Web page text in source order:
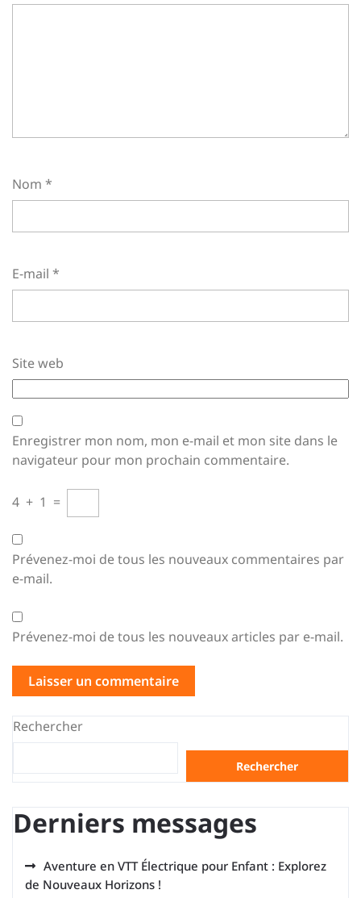
Nom *
E-mail *
Site web
Enregistrer mon nom, mon e-mail et mon site dans le
navigateur pour mon prochain commentaire.
4 + 1 =
Prévenez-moi de tous les nouveaux commentaires par
e-mail.
Prévenez-moi de tous les nouveaux articles par e-mail.
Rechercher
Rechercher
Derniers messages
Aventure en VTT Électrique pour Enfant : Explorez
de Nouveaux Horizons !